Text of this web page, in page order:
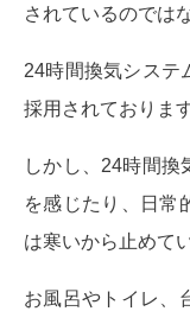
されているのでは
24時間換気システ
採用されております
しかし、24時間換
を感じたり、日常
は寒いから止めて
お風呂やトイレ、